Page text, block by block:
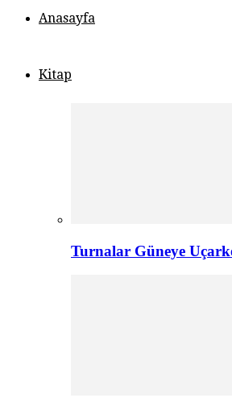
Anasayfa
Kitap
Turnalar Güneye